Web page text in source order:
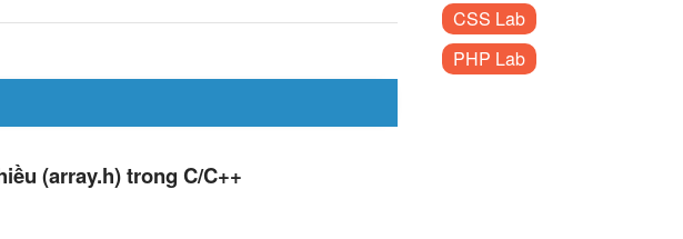
(array.h) trong C/C++
CSS Lab
PHP Lab